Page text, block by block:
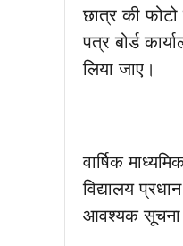
छात्र की
पत्र बोर्ड
लिया जाए।
वार्षिक
विद्यालय
आवश्यक सूचना |